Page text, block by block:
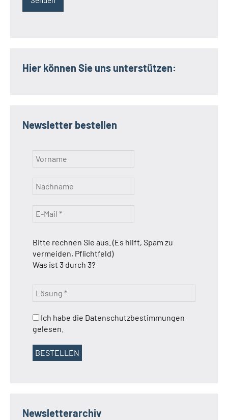
Hier können Sie uns unterstützen:
Newsletter bestellen
Bitte rechnen Sie aus. (Es hilft, Spam zu
vermeiden, Pflichtfeld)
Was ist 3 durch 3?
Ich habe die Datenschutzbestimmungen
gelesen.
Newsletterarchiv